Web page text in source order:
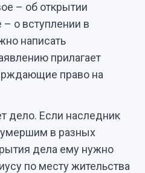
– об открытии
– о вступлении в
написать
прилагает
право на
дело. Если наследник
умершим в разных
дела ему нужно
по месту жительства